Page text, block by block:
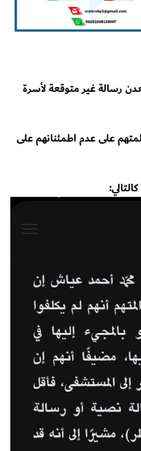
رسالة غير متوقعة لأسرة
على عدم اطمئنانهم على